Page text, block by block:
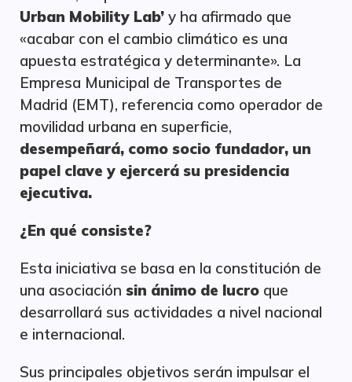
Urban Mobility Lab’ y ha afirmado que
«acabar con el cambio climático es una
apuesta estratégica y determinante». La
Empresa Municipal de Transportes de
Madrid (EMT), referencia como operador de
movilidad urbana en superficie,
desempeñará, como socio fundador, un
papel clave y ejercerá su presidencia
ejecutiva.
¿En qué consiste?
Esta iniciativa se basa en la constitución de
una asociación sin ánimo de lucro que
desarrollará sus actividades a nivel nacional
e internacional.
Sus principales objetivos serán impulsar el